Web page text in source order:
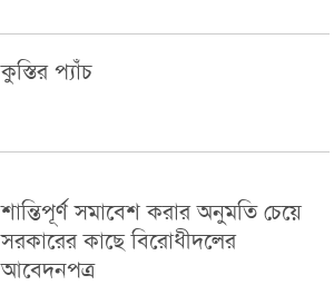
কুস্তির প্যাঁচ
শান্তিপূর্ণ সমাবেশ করার অনুমতি চেয়ে
সরকারের কাছে বিরোধীদলের
আবেদনপত্র